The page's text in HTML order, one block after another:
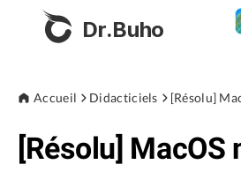
Dr.Buho
Produits
Accueil Didacticiels
[Résolu] MacOS